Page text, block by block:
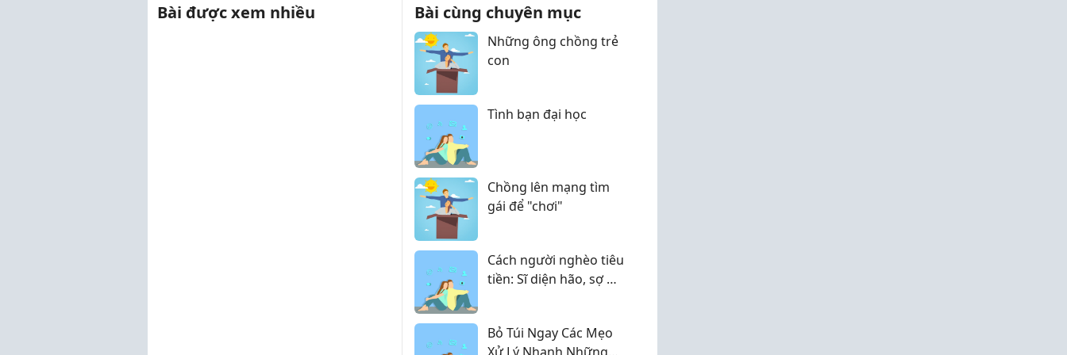
ở chợ). Chẳng m...
thương, mình chia sẻ lại
Bài được xem nhiều Bài cùng chuyên mục
Những ông chồng trẻ
con
Tình bạn đại học
Chồng lên mạng tìm
gái để "chơi"
Cách người nghèo tiêu
tiền: Sĩ diện hão, sợ bị
bằng hết để "làm
Bỏ Túi Ngay Các Mẹo